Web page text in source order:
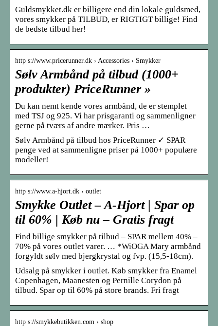
Guldsmykket.dk er billigere end din lokale guldsmed,
vores smykker på TILBUD, er RIGTIGT billige! Find
de bedste tilbud her!
http s://www.pricerunner.dk › Accessories › Smykker
Sølv Armbånd på tilbud (1000+
produkter) PriceRunner »
Du kan nemt kende vores armbånd, de er stemplet
med TSJ og 925. Vi har prisgaranti og sammenligner
gerne på tværs af andre mærker. Pris …
Sølv Armbånd på tilbud hos PriceRunner ✓ SPAR
penge ved at sammenligne priser på 1000+ populære
modeller!
http s://www.a-hjort.dk › outlet
Smykke Outlet – A-Hjort | Spar op
til 60% | Køb nu – Gratis fragt
Find billige smykker på tilbud – SPAR mellem 40% –
70% på vores outlet varer. … *WiOGA Mary armbånd
forgyldt sølv med bjergkrystal og fvp. (15,5-18cm).
Udsalg på smykker i outlet. Køb smykker fra Enamel
Copenhagen, Maanesten og Pernille Corydon på
tilbud. Spar op til 60% på store brands. Fri fragt
http s://smykkebutikken.com › shop